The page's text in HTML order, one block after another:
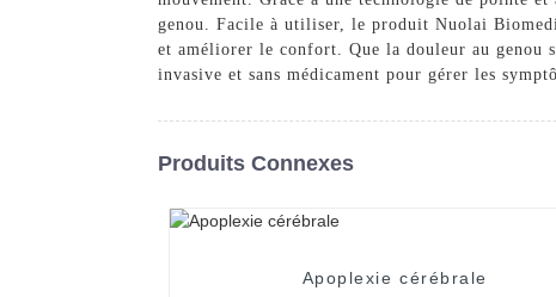
genou. Facile à utiliser, le produit Nuolai
et améliorer le confort. Que la douleur au genou
invasive et sans médicament pour gérer les
Produits Connexes
Apoplexie cérébrale